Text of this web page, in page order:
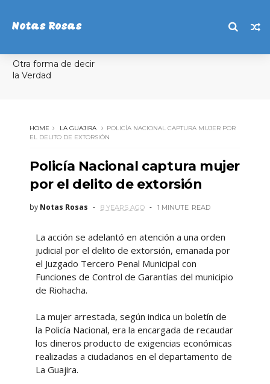
Notas Rosas
Otra forma de decir
la Verdad
HOME LA GUAJIRA
POLICÍA NACIONAL CAPTURA MUJER POR
EL DELITO DE EXTORSIÓN
Policía Nacional captura mujer
por el delito de extorsión
by Notas Rosas 8 YEARS AGO 1 MINUTE READ
La acción se adelantó en atención a una orden
judicial por el delito de extorsión, emanada por
el Juzgado Tercero Penal Municipal con
Funciones de Control de Garantías del municipio
de Riohacha.
La mujer arrestada, según indica un boletín de
la Policía Nacional, era la encargada de recaudar
los dineros producto de exigencias económicas
realizadas a ciudadanos en el departamento de
La Guajira.